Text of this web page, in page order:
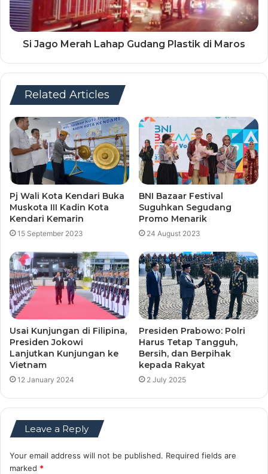
Si Jago Merah Lahap Gudang Plastik di Maros
Related Articles
Pj Wali Kota Kendari Buka
Muskota III Kadin Kota
Kendari Kemarin
15 September 2023
BNI Bazaar Festival
Suguhkan Segudang
Promo Menarik
24 August 2023
Usai Kunjungan di Filipina,
Presiden Jokowi
Lanjutkan Kunjungan ke
Vietnam
12 January 2024
Presiden Prabowo: Polri
Harus Tetap Tangguh,
Bersih, dan Berpihak
kepada Rakyat
2 July 2025
Leave a Reply
Your email address will not be published. Required fields are
marked *